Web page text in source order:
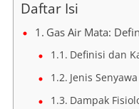
Daftar Isi
Gas Air Mata:
Definisi dan
Jenis
Dampak